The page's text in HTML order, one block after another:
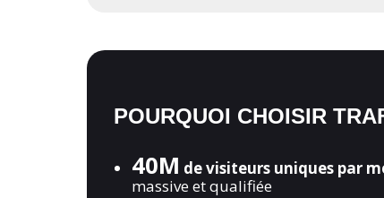
POURQUOI CHOISIR
40M de visiteurs uniques par
massive et qualifiée